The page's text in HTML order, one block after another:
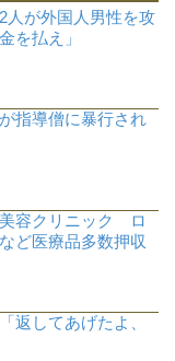
人が外国人男性を攻
を払え」
指導僧に暴行され
容クリニック ロ
ど医療品多数押収
返してあげたよ、